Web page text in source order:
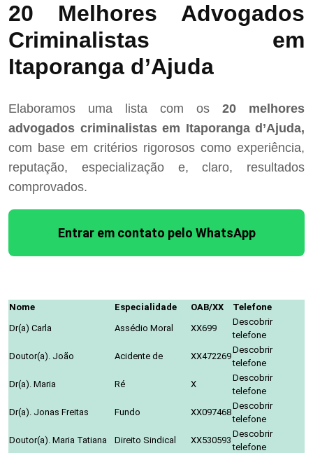
20 Melhores Advogados
Criminalistas em
Itaporanga d’Ajuda
Elaboramos uma lista com os 20 melhores
advogados criminalistas em Itaporanga d’Ajuda,
com base em critérios rigorosos como experiência,
reputação, especialização e, claro, resultados
comprovados.
Entrar em contato pelo WhatsApp
Nome Especialidade OAB/XX
Telefone
Dr(a) Carla
Assédio Moral XX699
Descobrir
telefone
Doutor(a). João
Acidente de XX472269
Descobrir
telefone
Dr(a). Maria
Ré X
Descobrir
telefone
Dr(a). Jonas Freitas
Fundo XX097468
Descobrir
telefone
Doutor(a). Maria Tatiana
Direito Sindical XX530593
Descobrir
telefone